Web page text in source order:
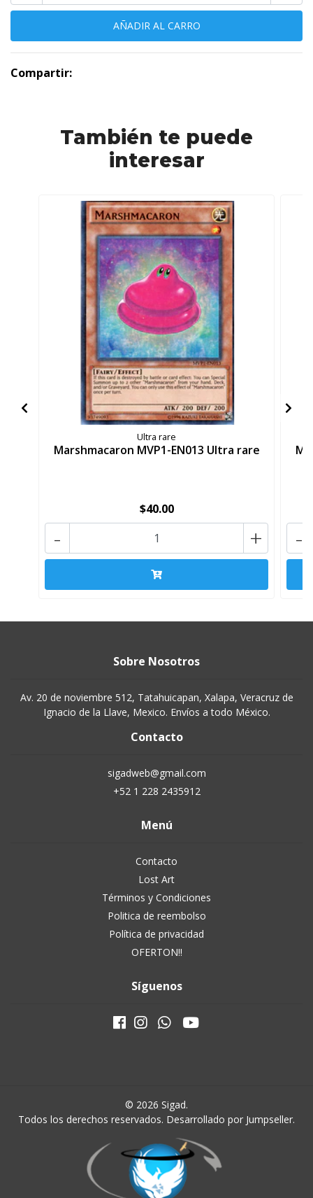
Compartir:
También te puede
interesar
Ultra rare
Marshmacaron MVP1-EN013 Ultra rare
$40.00
+
- -
Sobre Nosotros
Av. 20 de noviembre 512, Tatahuicapan, Xalapa, Veracruz de
Ignacio de la Llave, Mexico. Envíos a todo México.
Contacto
sigadweb@gmail.com
+52 1 228 2435912
Menú
Contacto
Lost Art
Términos y Condiciones
Politica de reembolso
Política de privacidad
OFERTON!!
Síguenos
© 2026 Sigad.
Todos los derechos reservados. Desarrollado por Jumpseller.